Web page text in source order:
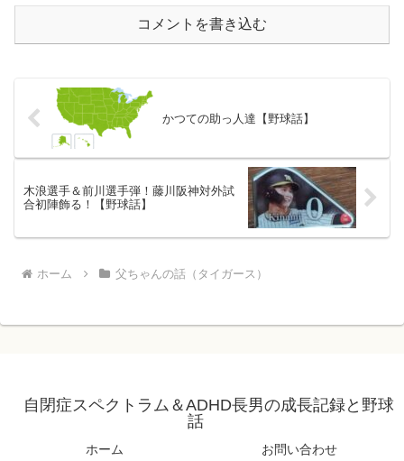
コメントを書き込む
かつての助っ人達【野球話】
木浪選手＆前川選手弾！藤川阪神対外試
合初陣飾る！【野球話】
ホーム 父ちゃんの話（タイガース）
自閉症スペクトラム＆ADHD長男の成長記録と野球
話
ホーム お問い合わせ